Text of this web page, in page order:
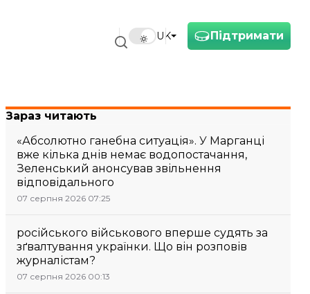
Підтримати
UK
Зараз читають
«Абсолютно ганебна ситуація». У Марганці
вже кілька днів немає водопостачання,
Зеленський анонсував звільнення
відповідального
07 серпня 2026 07:25
російського військового вперше судять за
зґвалтування українки. Що він розповів
журналістам?
07 серпня 2026 00:13